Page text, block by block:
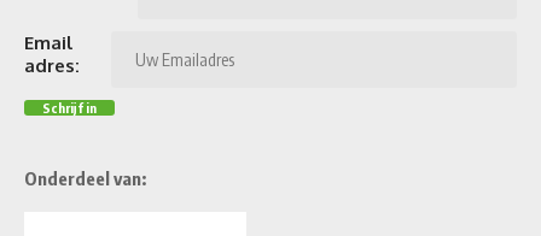
Email
adres:
Onderdeel van: